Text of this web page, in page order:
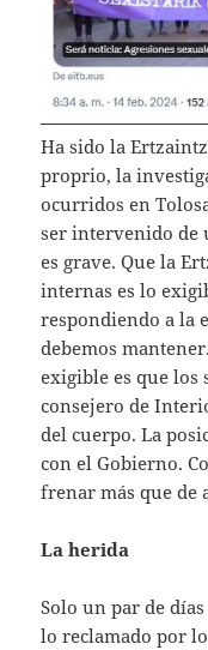
Ha sido la
proprio, la
ocurridos en
ser intervenido de
es grave. Que la
internas es lo
respondiendo a la
debemos
exigible es que los
consejero de
del cuerpo. La
con el Gobierno.
frenar más que de
La herida
Solo un par de
lo reclamado por